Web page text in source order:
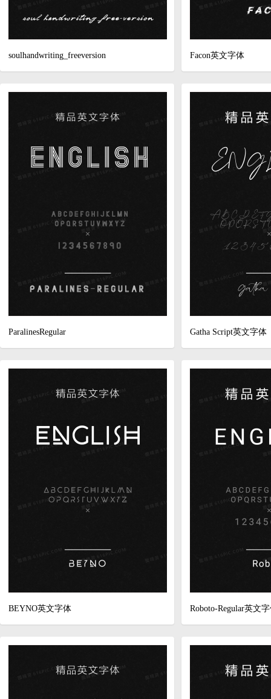
soulhandwriting_freeversion Facon英文字体
ParalinesRegular Gatha Script英文字体
BEYNO英文字体 Roboto-Regular英文